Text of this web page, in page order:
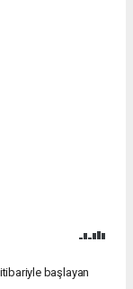
başlayan